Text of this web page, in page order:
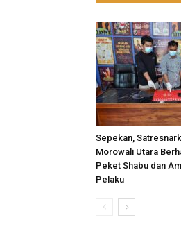
Sepekan,
Morowali Utara
Peket Shabu dan
Pelaku